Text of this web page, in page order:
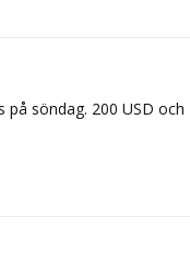
söndag. 200 USD och